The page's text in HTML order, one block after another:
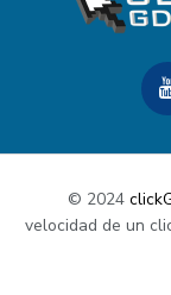
© 2024
velocidad de un